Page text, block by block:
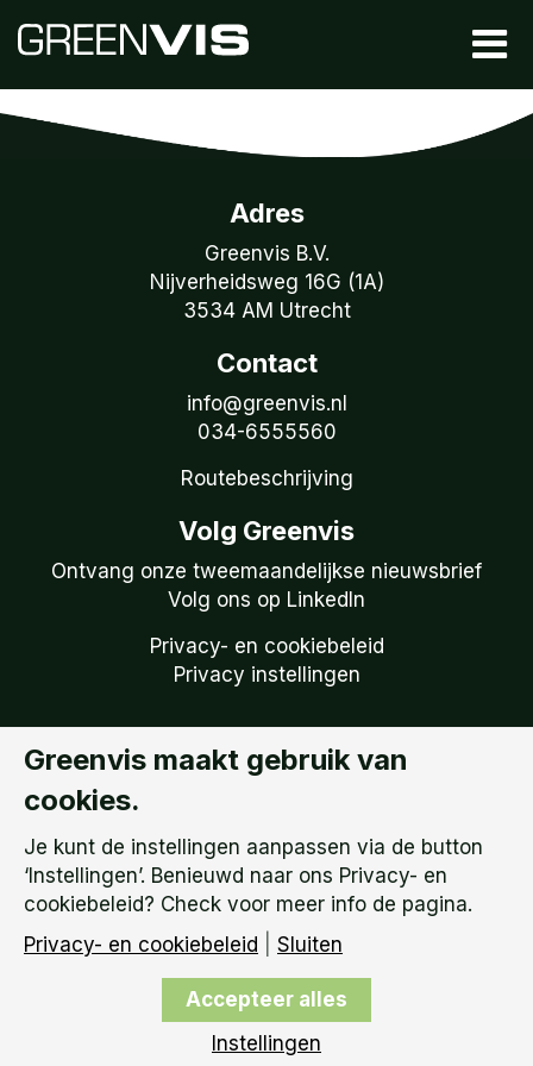
Adres
Greenvis B.V.
Nijverheidsweg 16G (1A)
3534 AM Utrecht
Contact
info@greenvis.nl
034-6555560
Routebeschrijving
Volg Greenvis
Ontvang onze tweemaandelijkse nieuwsbrief
Volg ons op LinkedIn
Privacy- en cookiebeleid
Privacy instellingen
Copyright © 2026Greenvis | KVK: 51738759 –
BTW Nummer: NL 850.149.095.B01 |
Greenvis maakt gebruik van
cookies.
Je kunt de instellingen aanpassen via de button
‘Instellingen’. Benieuwd naar ons Privacy- en
cookiebeleid? Check voor meer info de pagina.
Privacy- en cookiebeleid
Sluiten
Accepteer alles
Instellingen